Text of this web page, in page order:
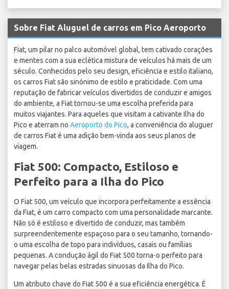
Sobre Fiat Aluguel de carros em Pico Aeroporto
Fiat, um pilar no palco automóvel global, tem cativado corações
e mentes com a sua eclética mistura de veículos há mais de um
século. Conhecidos pelo seu design, eficiência e estilo italiano,
os carros Fiat são sinónimo de estilo e praticidade. Com uma
reputação de fabricar veículos divertidos de conduzir e amigos
do ambiente, a Fiat tornou-se uma escolha preferida para
muitos viajantes. Para aqueles que visitam a cativante Ilha do
Pico e aterram no Aeroporto do Pico, a conveniência do aluguer
de carros Fiat é uma adição bem-vinda aos seus planos de
viagem.
Fiat 500: Compacto, Estiloso e
Perfeito para a Ilha do Pico
O Fiat 500, um veículo que incorpora perfeitamente a essência
da Fiat, é um carro compacto com uma personalidade marcante.
Não só é estiloso e divertido de conduzir, mas também
surpreendentemente espaçoso para o seu tamanho, tornando-
o uma escolha de topo para indivíduos, casais ou famílias
pequenas. A condução ágil do Fiat 500 torna-o perfeito para
navegar pelas belas estradas sinuosas da Ilha do Pico.
Um atributo chave do Fiat 500 é a sua eficiência energética. É